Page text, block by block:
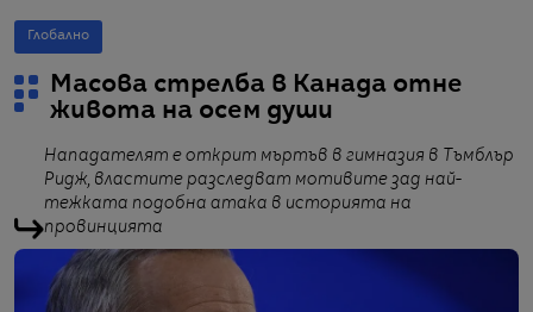
Глобално
Масова стрелба в Канада отне
живота на осем души
Нападателят е открит мъртъв в гимназия в Тъмблър
Ридж, властите разследват мотивите зад най-
тежката подобна атака в историята на
провинцията